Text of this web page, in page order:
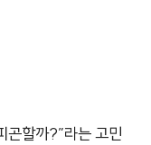
곤할까?”라는 고민